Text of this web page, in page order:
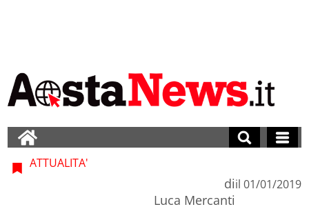
ATTUALITA'
di
Luca Mercanti
il 01/01/2019